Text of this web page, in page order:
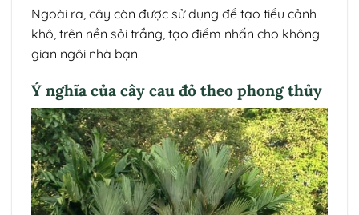
Ngoài ra, cây còn được sử dụng để tạo tiểu cảnh
khô, trên nền sỏi trắng, tạo điểm nhấn cho không
gian ngôi nhà bạn.
Ý nghĩa của cây cau đỏ theo phong thủy